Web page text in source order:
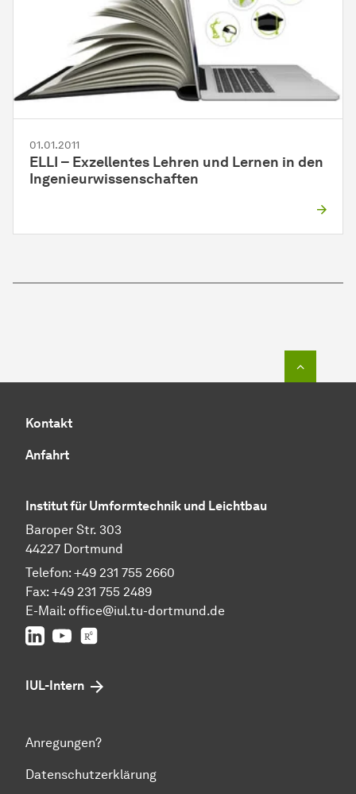
01.01.2011
ELLI – Exzellentes Lehren und Lernen in den
Ingenieurwissenschaften
Kontakt
Anfahrt
Institut für Umformtechnik und Leichtbau
Baroper Str. 303
44227 Dortmund
Telefon: +49 231 755 2660
Fax: +49 231 755 2489
E-Mail: office@iul.tu-dortmund.de
LinkedIn
Youtube
IUL-Intern
Anregungen?
Datenschutzerklärung